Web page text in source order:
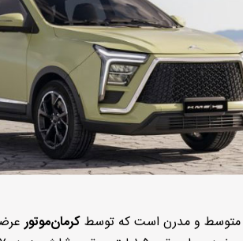
و مدرن است که توسطکرمان‌موتور